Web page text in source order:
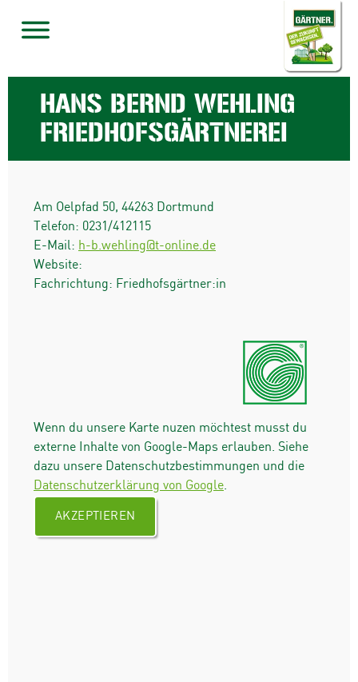
HANS BERND WEHLING
FRIEDHOFSGÄRTNEREI
Am Oelpfad 50, 44263 Dortmund
Telefon: 0231/412115
E-Mail: h-b.wehling@t-online.de
Website:
Fachrichtung: Friedhofsgärtner:in
Wenn du unsere Karte nuzen möchtest musst du
externe Inhalte von Google-Maps erlauben. Siehe
dazu unsere Datenschutzbestimmungen und die
Datenschutzerklärung von Google.
AKZEPTIEREN